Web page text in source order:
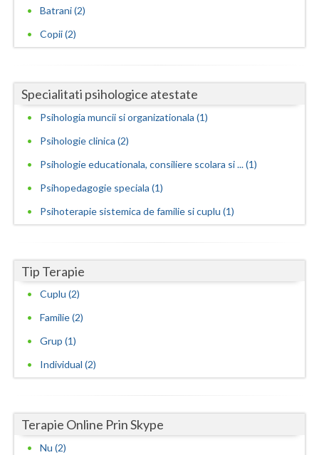
Tulcea
Valcea
Vrancea
Batrani (2)
Copii (2)
Specialitati psihologice atestate
Psihologia muncii si organizationala (1)
Psihologie clinica (2)
Psihologie educationala, consiliere scolara si ... (1)
Psihopedagogie speciala (1)
Psihoterapie sistemica de familie si cuplu (1)
Tip Terapie
Cuplu (2)
Familie (2)
Grup (1)
Individual (2)
Terapie Online Prin Skype
Nu (2)